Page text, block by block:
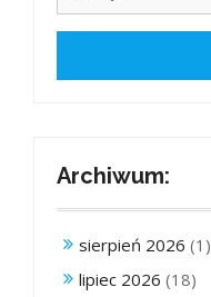
Archiwum:
sierpień 2026 (1)
lipiec 2026 (18)